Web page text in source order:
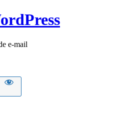
e-mail